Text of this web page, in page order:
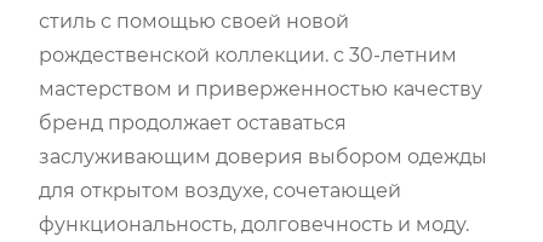
стиль с помощью своей новой
рождественской коллекции. с 30-летним
мастерством и приверженностью качеству
бренд продолжает оставаться
заслуживающим доверия выбором одежды
для открытом воздухе, сочетающей
функциональность, долговечность и моду.